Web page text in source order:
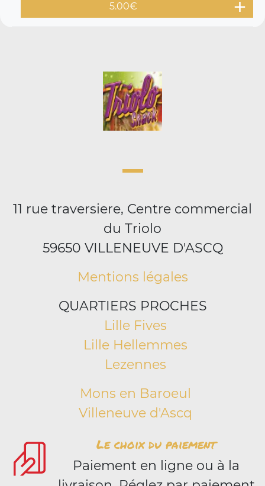
5.00€
11 rue traversiere, Centre commercial
du Triolo
59650 VILLENEUVE D'ASCQ
Mentions légales
QUARTIERS PROCHES
Lille Fives
Lille Hellemmes
Lezennes
Mons en Baroeul
Villeneuve d'Ascq
Le choix du paiement
Paiement en ligne ou à la